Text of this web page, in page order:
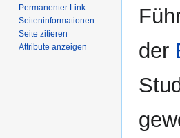
der
Permanenter Link
Seiten­­informationen
Seite zitieren
Attribute anzeigen